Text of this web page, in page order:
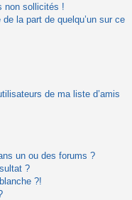
non sollicités !
la part de quelqu’un sur ce
de ma liste d’amis
un ou des forums ?
?
?!